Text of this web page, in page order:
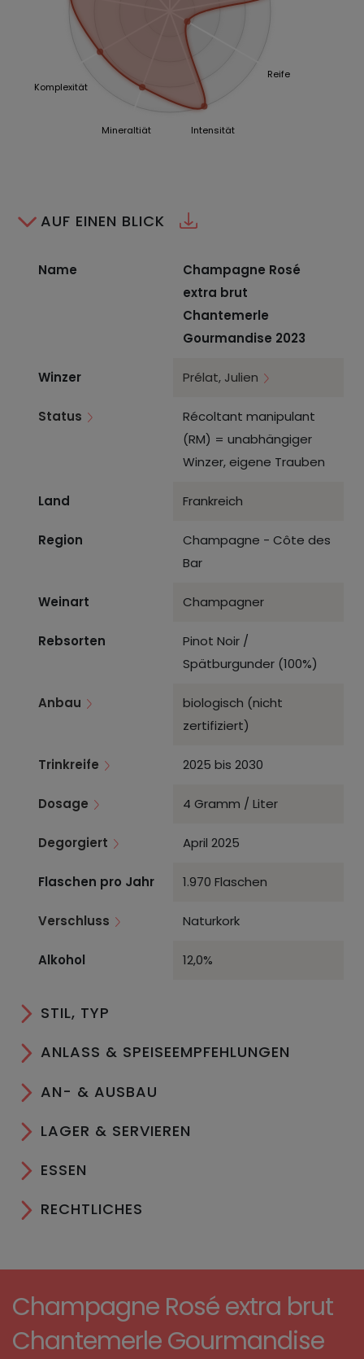
Reife
Intensität
Mineraltiät
Komplexität
AUF EINEN BLICK
Name
Champagne Rosé
extra brut
Chantemerle
Gourmandise 2023
Winzer Prélat, Julien
Status
Récoltant manipulant
(RM) = unabhängiger
Winzer, eigene Trauben
Land Frankreich
Region
Champagne - Côte des
Bar
Weinart Champagner
Rebsorten
Pinot Noir /
Spätburgunder (100%)
Anbau
biologisch (nicht
zertifiziert)
Trinkreife 2025 bis 2030
Dosage 4 Gramm / Liter
Degorgiert April 2025
Flaschen pro Jahr 1.970 Flaschen
Verschluss Naturkork
Alkohol 12,0%
STIL, TYP
ANLASS & SPEISEEMPFEHLUNGEN
AN- & AUSBAU
LAGER & SERVIEREN
ESSEN
RECHTLICHES
Champagne Rosé extra brut
Chantemerle Gourmandise